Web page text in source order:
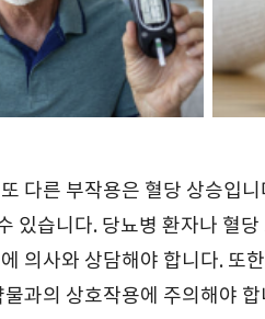
다른 부작용은 혈당 상승입
있습니다. 당뇨병 환자나 혈
의사와 상담해야 합니다. 또
과의 상호작용에 주의해야